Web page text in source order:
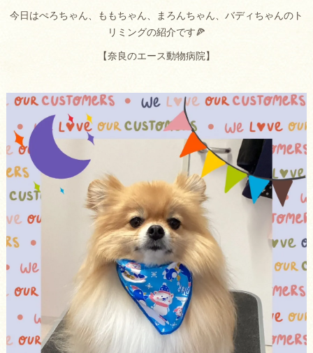
今日はぺろちゃん、ももちゃん、まろんちゃん、バディちゃんのト
リミングの紹介です🍕
【奈良のエース動物病院】